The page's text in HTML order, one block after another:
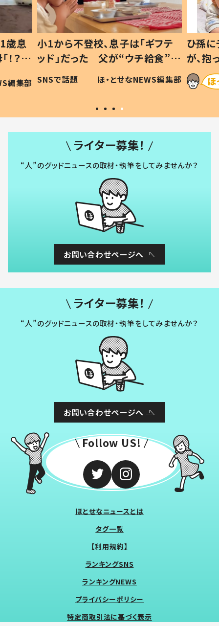
歳息
？」
編集部
小1から不登校、息子は「ギフテ
ッド」だった 父が“ウチ給食”を
作り続ける理由とは #令和の親
#令和の子
SNSで話題 ほ・とせなNEWS編集部
ひ孫
が、
「涙が
い」
ライター募集！
“人”のグッドニュースの取材・執筆をしてみませんか？
お問い合わせページへ
ライター募集！
“人”のグッドニュースの取材・執筆をしてみませんか？
お問い合わせページへ
Follow US!
ほとせなニュースとは
タグ一覧
【利用規約】
ランキングSNS
ランキングNEWS
プライバシーポリシー
特定商取引法に基づく表示